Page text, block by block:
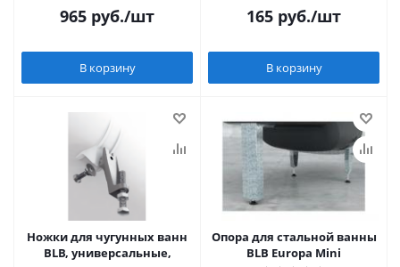
965 руб./шт
В корзину
165 руб./шт
В корзину
Ножки для чугунных ванн
BLB, универсальные,
Опора для стальной ванны
BLB Europa Mini